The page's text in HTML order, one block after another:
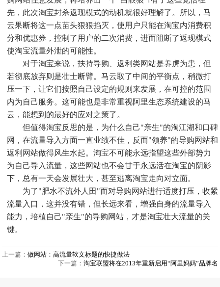
先，此次淘宝封杀返现模式的动机就很好理解了。所以，马
云果断将这一点苗头狠狠掐灭，使用户只能在淘宝内消费积
分和优惠券，控制了用户的二次消费，进而阻断了返现模式
使淘宝流量外泄的可能性。
对于淘宝来说，扶持导购、返利类网站是养虎为患，但
若彻底放弃则是壮士断臂。马云取了中间的平衡点，稍微打
压一下，让它们按照自己设定的规则来发展，在可控的范围
内为自己服务。这可能也是非常重视阿里生态系统建设的马
云，能想到的最好的应对之策了。
但值得淘宝反思的是，为什么自己"亲生"的淘江湖和口碑
网，在流量导入方面一直业绩不佳，反而"领养"的导购网站和
返利网站做得风生水起。淘宝不可能永远指望这些外部势力
为自己导入流量，这些网站也不会甘于永远活在淘宝的阴影
下，总有一天会发展壮大，甚至逃离淘宝走向对立面。
为了"肥水不流外人田"而对导购网站进行适度打压，收紧
流量入口，这并没有错，但长远来看，增强自身的流量导入
能力，培植自己"亲生"的导购网站，才是淘宝壮大流量的关
键。
上一篇：做网站：高流量软文标题的快捷做法
下一篇： 淘宝联盟将在2013年重新启用“阿里妈妈”品牌名